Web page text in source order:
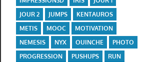
JOUR 2
JUMPS
KENTAUROS
METIS
MOOC
MOTIVATION
NEMESIS
NYX OUINCHE
PHOTO
PROGRESSION
PUSHUPS
RUN